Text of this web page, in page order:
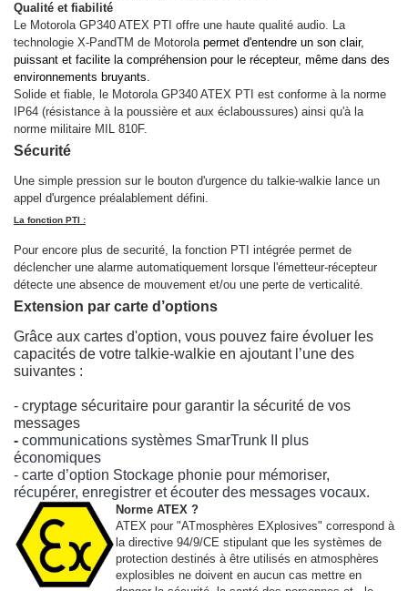
Qualité et fiabilité
Le Motorola GP340 ATEX PTI offre une haute qualité audio. La
technologie X-PandTM de Motorola permet d'entendre un son clair,
puissant et facilite la compréhension pour le récepteur, même dans des
environnements bruyants.
Solide et fiable, le Motorola GP340 ATEX PTI est conforme à la norme
IP64 (résistance à la poussière et aux éclaboussures) ainsi qu'à la
norme militaire MIL 810F.
Sécurité
Une simple pression sur le bouton d'urgence du talkie-walkie lance un
appel d'urgence préalablement défini.
La fonction PTI :
Pour encore plus de securité, la fonction PTI intégrée permet de
déclencher une alarme automatiquement lorsque l'émetteur-récepteur
détecte une absence de mouvement et/ou une perte de verticalité.
Extension par carte d’options
Grâce aux cartes d'option, vous pouvez faire évoluer les
capacités de votre talkie-walkie en ajoutant l’une des
suivantes :
- cryptage sécuritaire pour garantir la sécurité de vos
messages
- communications systèmes SmarTrunk II plus
économiques
- carte d’option Stockage phonie pour mémoriser,
récupérer, enregistrer et écouter des messages vocaux.
Norme ATEX ?
ATEX pour "ATmosphères EXplosives" correspond à
la directive 94/9/CE stipulant que les systèmes de
protection destinés à être utilisés en atmosphères
explosibles ne doivent en aucun cas mettre en